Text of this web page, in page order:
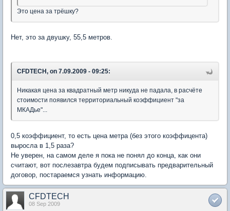
Это цена за трёшку?
Нет, это за двушку, 55,5 метров.
CFDTECH, on 7.09.2009 - 09:25:
Никакая цена за квадратный метр никуда не падала, в расчёте
стоимости появился территориальный коэффициент "за
МКАДье"...
0,5 коэффициент, то есть цена метра (без этого коэффицента)
выросла в 1,5 раза?
Не уверен, на самом деле я пока не понял до конца, как они
считают, вот послезавтра будем подписывать предварительный
договор, постараемся узнать информацию.
CFDTECH
08 Sep 2009